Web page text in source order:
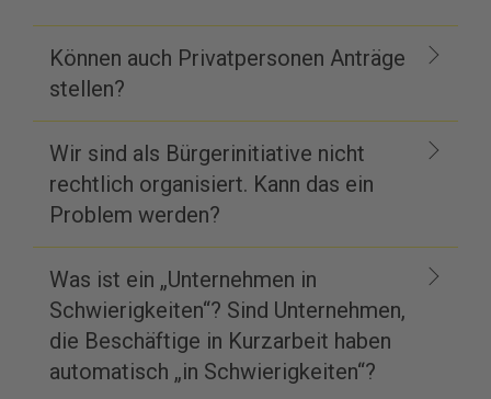
Können auch Privatpersonen Anträge
stellen?
Wir sind als Bürgerinitiative nicht
rechtlich organisiert. Kann das ein
Problem werden?
Was ist ein „Unternehmen in
Schwierigkeiten“? Sind Unternehmen,
die Beschäftige in Kurzarbeit haben
automatisch „in Schwierigkeiten“?